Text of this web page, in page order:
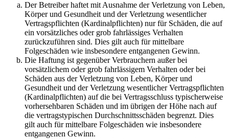
Der Betreiber haftet mit Ausnahme der Verletzung von Leben,
Körper und Gesundheit und der Verletzung wesentlicher
Vertragspflichten (Kardinalpflichten) nur für Schäden, die auf
ein vorsätzliches oder grob fahrlässiges Verhalten
zurückzuführen sind. Dies gilt auch für mittelbare
Folgeschäden wie insbesondere entgangenen Gewinn.
Die Haftung ist gegenüber Verbrauchern außer bei
vorsätzlichem oder grob fahrlässigem Verhalten oder bei
Schäden aus der Verletzung von Leben, Körper und
Gesundheit und der Verletzung wesentlicher Vertragspflichten
(Kardinalpflichten) auf die bei Vertragsschluss typischerweise
vorhersehbaren Schäden und im übrigen der Höhe nach auf
die vertragstypischen Durchschnittsschäden begrenzt. Dies
gilt auch für mittelbare Folgeschäden wie insbesondere
entgangenen Gewinn.